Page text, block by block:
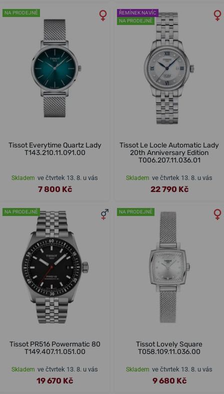
NA PRODEJNĚ
Tissot Everytime Quartz Lady
T143.210.11.091.00
Skladem ve čtvrtek 13. 8. u vás
7 800 Kč
ŘEMÍNEK NAVÍC
NA PRODEJNĚ
Tissot Le Locle Automatic Lady
20th Anniversary Edition
T006.207.11.036.01
Skladem ve čtvrtek 13. 8. u vás
22 790 Kč
NA PRODEJNĚ
Tissot PR516 Powermatic 80
T149.407.11.051.00
Skladem ve čtvrtek 13. 8. u vás
19 670 Kč
NA PRODEJNĚ
Tissot Lovely Square
T058.109.11.036.00
Skladem ve čtvrtek 13. 8. u vás
9 680 Kč